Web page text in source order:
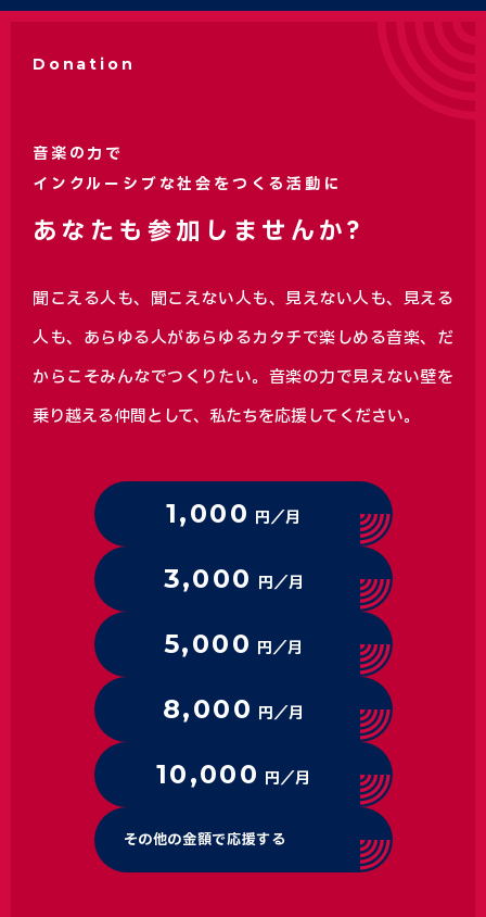
Donation
音楽の力で
インクルーシブな社会をつくる活動に
あなたも参加しませんか?
聞こえる人も、聞こえない人も、見えない人も、見える
人も、あらゆる人があらゆるカタチで楽しめる音楽、 だ
からこそみんなでつくりたい。音楽の力で見えない壁を
乗り越える仲間として、私たちを応援してください。
1,000 円／月
3,000 円／月
5,000 円／月
8,000 円／月
10,000 円／月
その他の金額で応援する